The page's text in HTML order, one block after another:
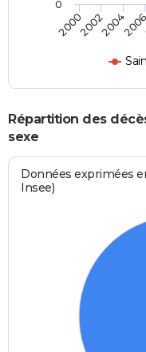
200020022004
0
Répartition des
sexe
Données exprimées
Insee)